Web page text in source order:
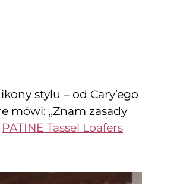
stylu – od Cary’ego
mówi: „Znam zasady
PATINE Tassel Loafers